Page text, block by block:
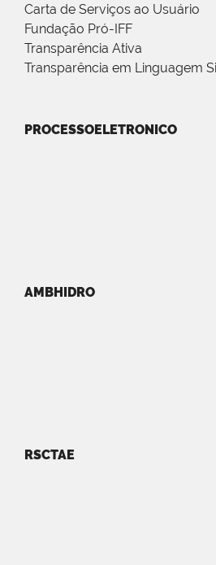
Carta de Serviços ao Usuário
Fundação Pró-IFF
Transparência Ativa
Transparência em Linguagem
PROCESSOELETRONICO
AMBHIDRO
RSCTAE